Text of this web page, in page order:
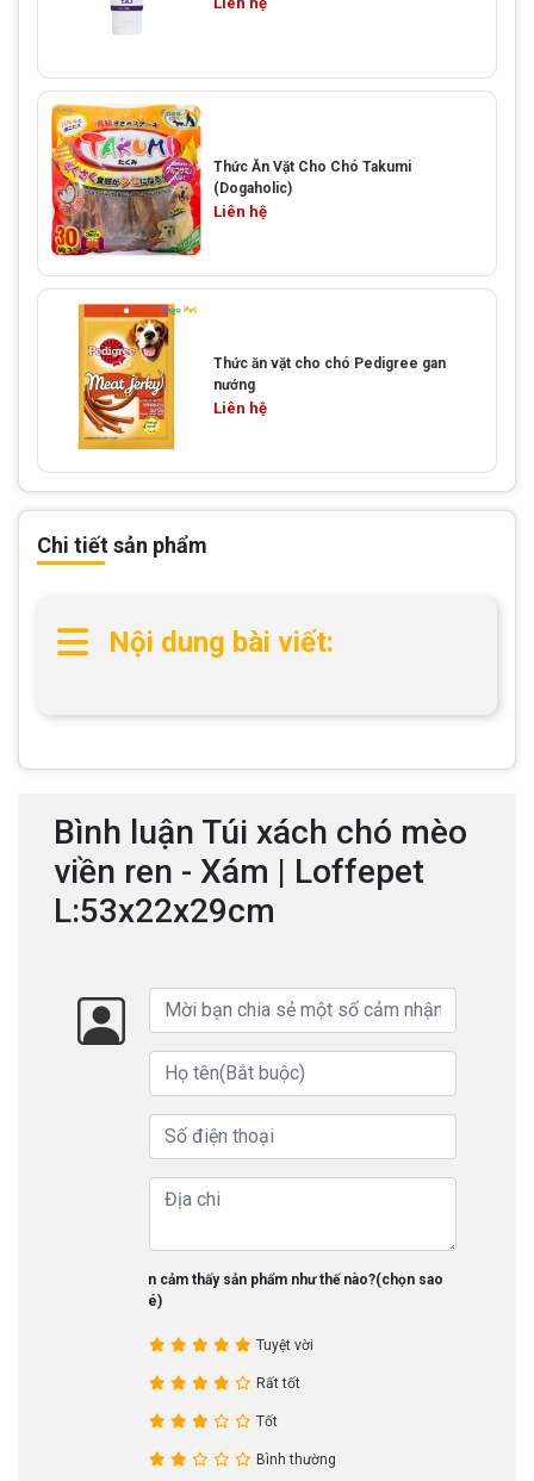
Chi tiết sản phẩm
Nội dung bài viết:
Bình luận Túi xách chó mèo
viền ren - Xám | Loffepet
L:53x22x29cm
Bạn cảm thấy sản phẩm như thế nào?(chọn sao
nhé)
Tuyệt vời
Rất tốt
Tốt
Bình thường
Thức Ăn Vặt Cho Chó Takumi
(Dogaholic)
Liên hệ
Thức ăn vặt cho chó Pedigree gan
nướng
Liên hệ